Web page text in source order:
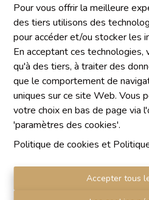
Pour vous offrir la meilleure
des tiers utilisons des
pour accéder et/ou stocker les
En acceptant ces technologies,
qu'à des tiers, à traiter des
que le comportement de
uniques sur ce site Web. Vous
votre choix en bas de page via
'paramètres des cookies'.
Politique de cookies et
Accepter tous
Mentions obligatoires
Chaque agence est
indépendante
SRL IMMO Water Lane -
Agrétion I.P.I. N° 510.423
RC professionnelle et
N° 730.390.160
Institut professionnel des
Luxembourg 16 B, 1000
déontologiede l'Institut